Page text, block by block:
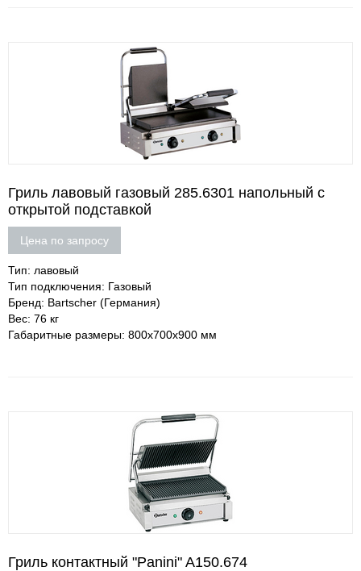
Гриль лавовый газовый 285.6301 напольный с
открытой подставкой
Цена по запросу
Тип: лавовый
Тип подключения: Газовый
Бренд: Bartscher (Германия)
Вес: 76 кг
Габаритные размеры: 800х700х900 мм
Гриль контактный "Panini" A150.674